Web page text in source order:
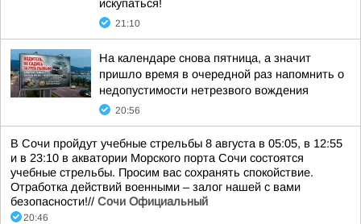
искупаться!
21:10
На календаре снова пятница, а значит
пришло время в очередной раз напомнить о
недопустимости нетрезвого вождения
20:56
В Сочи пройдут учебные стрельбы 8 августа в 05:05, в 12:55
и в 23:10 в акватории Морского порта Сочи состоятся
учебные стрельбы. Просим вас сохранять спокойствие.
Отработка действий военными – залог нашей с вами
безопасности!// Сочи Официальный
20:46